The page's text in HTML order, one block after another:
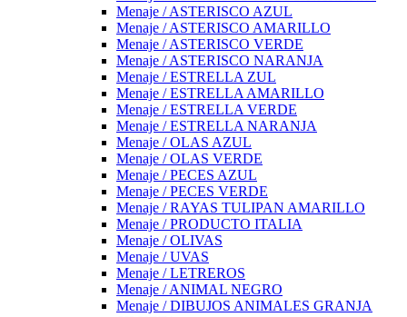
Menaje / ASTERISCO AZUL
Menaje / ASTERISCO AMARILLO
Menaje / ASTERISCO VERDE
Menaje / ASTERISCO NARANJA
Menaje / ESTRELLA ZUL
Menaje / ESTRELLA AMARILLO
Menaje / ESTRELLA VERDE
Menaje / ESTRELLA NARANJA
Menaje / OLAS AZUL
Menaje / OLAS VERDE
Menaje / PECES AZUL
Menaje / PECES VERDE
Menaje / RAYAS TULIPAN AMARILLO
Menaje / PRODUCTO ITALIA
Menaje / OLIVAS
Menaje / UVAS
Menaje / LETREROS
Menaje / ANIMAL NEGRO
Menaje / DIBUJOS ANIMALES GRANJA